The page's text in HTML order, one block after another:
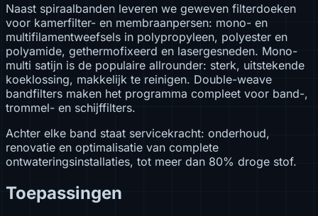
Naast spiraalbanden leveren we geweven filterdoeken
voor kamerfilter- en membraanpersen: mono- en
multifilamentweefsels in polypropyleen, polyester en
polyamide, gethermofixeerd en lasergesneden. Mono-
multi satijn is de populaire allrounder: sterk, uitstekende
koeklossing, makkelijk te reinigen. Double-weave
bandfilters maken het programma compleet voor band-,
trommel- en schijffilters.
Achter elke band staat servicekracht: onderhoud,
renovatie en optimalisatie van complete
ontwateringsinstallaties, tot meer dan 80% droge stof.
Toepassingen